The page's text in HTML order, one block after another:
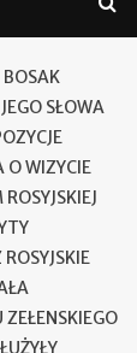
SŁOWA
O WIZYCIE